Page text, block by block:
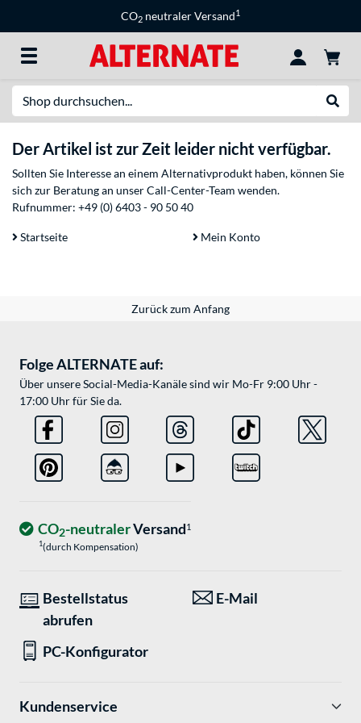
CO2 neutraler Versand1
Der Artikel ist zur Zeit leider nicht verfügbar.
Sollten Sie Interesse an einem Alternativprodukt haben, können Sie
sich zur Beratung an unser Call-Center-Team wenden.
Rufnummer: +49 (0) 6403 - 90 50 40
Startseite Mein Konto
Zurück zum Anfang
Folge ALTERNATE auf:
Über unsere Social-Media-Kanäle sind wir Mo-Fr 9:00 Uhr -
17:00 Uhr für Sie da.
CO2-neutralerVersand1
1(durch Kompensation)
Bestellstatus
abrufen
E-Mail
PC-Konfigurator
Kundenservice